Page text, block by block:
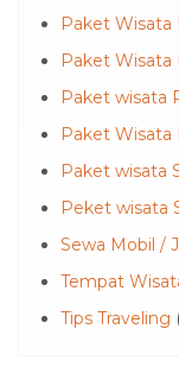
Paket Wisata
Paket Wisata
Paket wisata
Paket Wisata
Paket wisata
Peket wisata
Sewa Mobil /
Tempat
Tips Traveling